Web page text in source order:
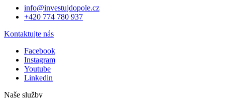
info@investujdopole.cz
+420 774 780 937
Kontaktujte nás
Facebook
Instagram
Youtube
Linkedin
Naše služby